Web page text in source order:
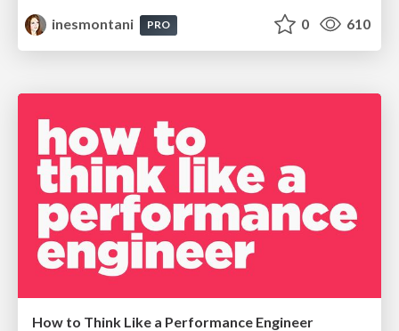
inesmontani
PRO 0 610
How to Think Like a Performance Engineer